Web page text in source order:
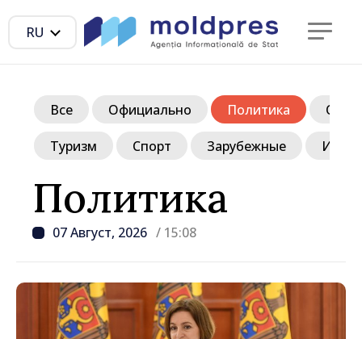
RU
Политика
07 Август, 2026 / 15:08
Все Официально Политика
Туризм Спорт Зарубежные